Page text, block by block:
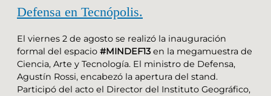
Defensa en Tecnópolis.
El viernes 2 de agosto se realizó la inauguración
formal del espacio #MINDEF13 en la megamuestra de
Ciencia, Arte y Tecnología. El ministro de Defensa,
Agustín Rossi, encabezó la apertura del stand.
Participó del acto el Director del Instituto Geográfico,